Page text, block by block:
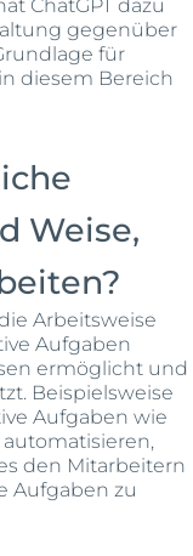
gegenüber
für
diesem Bereich
Weise,
Arbeitsweise
Aufgaben
ermöglicht und
Beispielsweise
Aufgaben wie
den Mitarbeitern
Aufgaben zu